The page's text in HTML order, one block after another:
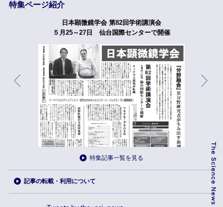
特集ページ紹介
日本顕微鏡学会 第82回学術講演会
５月25～27日 仙台国際センターで開催
特集記事一覧を見る
記事の転載・利用について